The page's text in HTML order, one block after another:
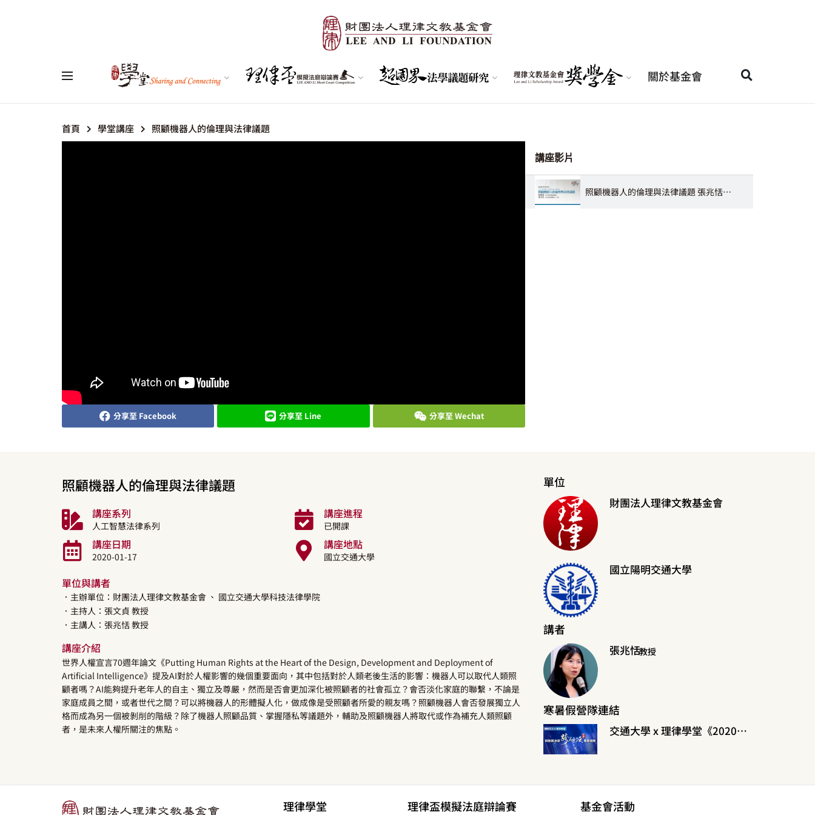
關於基金會
首頁 學堂講座 照顧機器人的倫理與法律議題
講座影片
照顧機器人的倫理與法律議題 張兆恬助理教授
分享至 Facebook 分享至 Line 分享至 Wechat
照顧機器人的倫理與法律議題
講座系列
人工智慧法律系列
講座進程
已開課
講座日期
2020-01-17
講座地點
國立交通大學
單位與講者
．主辦單位：財團法人理律文教基金會 、 國立交通大學科技法律學院
．主持人： 張文貞 教授
．主講人： 張兆恬教授
講座介紹
世界人權宣言70週年論文《Putting Human Rights at the Heart of the Design, Development and Deployment of
Artificial Intelligence》提及AI對於人權影響的幾個重要面向，其中包括對於人類老後生活的影響：機器人可以取代人類照
顧者嗎？AI能夠提升老年人的自主、獨立及尊嚴，然而是否會更加深化被照顧者的社會孤立？會否淡化家庭的聯繫，不論是
家庭成員之間，或者世代之間？可以將機器人的形體擬人化，做成像是受照顧者所愛的親友嗎？照顧機器人會否發展獨立人
格而成為另一個被剝削的階級？除了機器人照顧品質、掌握隱私等議題外，輔助及照顧機器人將取代或作為補充人類照顧
者，是未來人權所關注的焦點。
單位
財團法人理律文教基金會
國立陽明交通大學
講者
張兆恬教授
寒暑假營隊連結
交通大學 x 理律學堂《2020科技與法律跨領域寒假營隊》
理律學堂 理律盃模擬法庭辯論賽 基金會活動